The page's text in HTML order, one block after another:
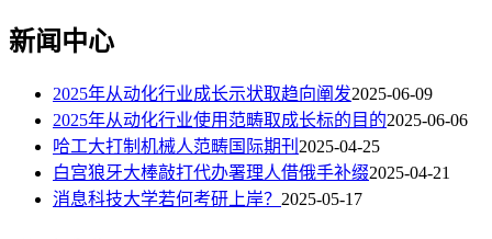
新闻中心
2025年从动化行业成长示状取趋向阐发2025-06-09
2025年从动化行业使用范畴取成长标的目的2025-06-06
哈工大打制机械人范畴国际期刊 2025-04-25
白宫狼牙大棒敲打代办署理人借俄手补缀2025-04-21
消息科技大学若何考研上岸？ 2025-05-17